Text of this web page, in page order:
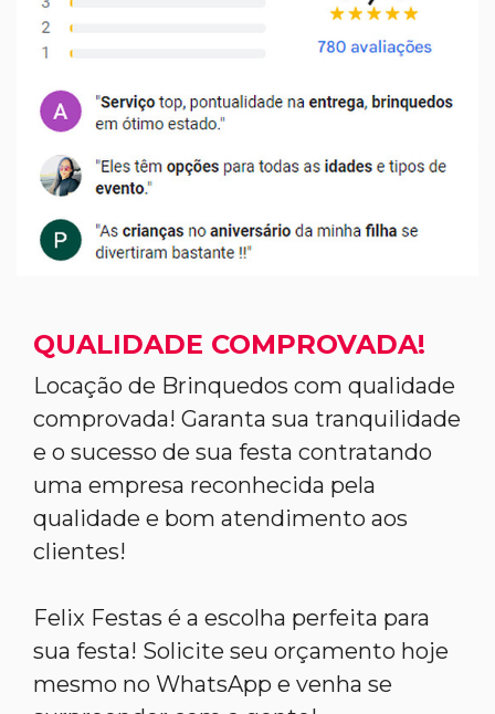
QUALIDADE COMPROVADA!
Locação de Brinquedos com qualidade
comprovada! Garanta sua tranquilidade
e o sucesso de sua festa contratando
uma empresa reconhecida pela
qualidade e bom atendimento aos
clientes!
Felix Festas é a escolha perfeita para
sua festa! Solicite seu orçamento hoje
mesmo no WhatsApp e venha se